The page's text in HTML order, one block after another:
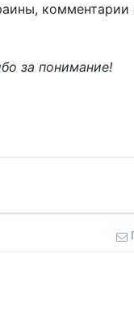
за понимание!